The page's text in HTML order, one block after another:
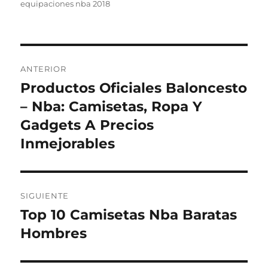
equipaciones nba 2018
de
entradas
ANTERIOR
Entrada
anterior:
Productos Oficiales Baloncesto
– Nba: Camisetas, Ropa Y
Gadgets A Precios
Inmejorables
SIGUIENTE
Entrada
siguiente:
Top 10 Camisetas Nba Baratas
Hombres